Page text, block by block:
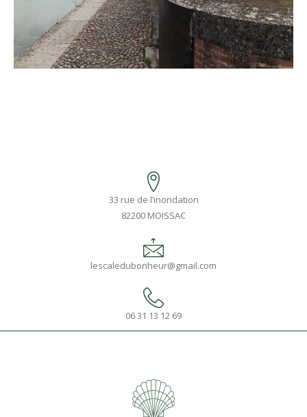
33 rue de l’inondation
82200 MOISSAC
lescaledubonheur@gmail.com
06 31 13 12 69